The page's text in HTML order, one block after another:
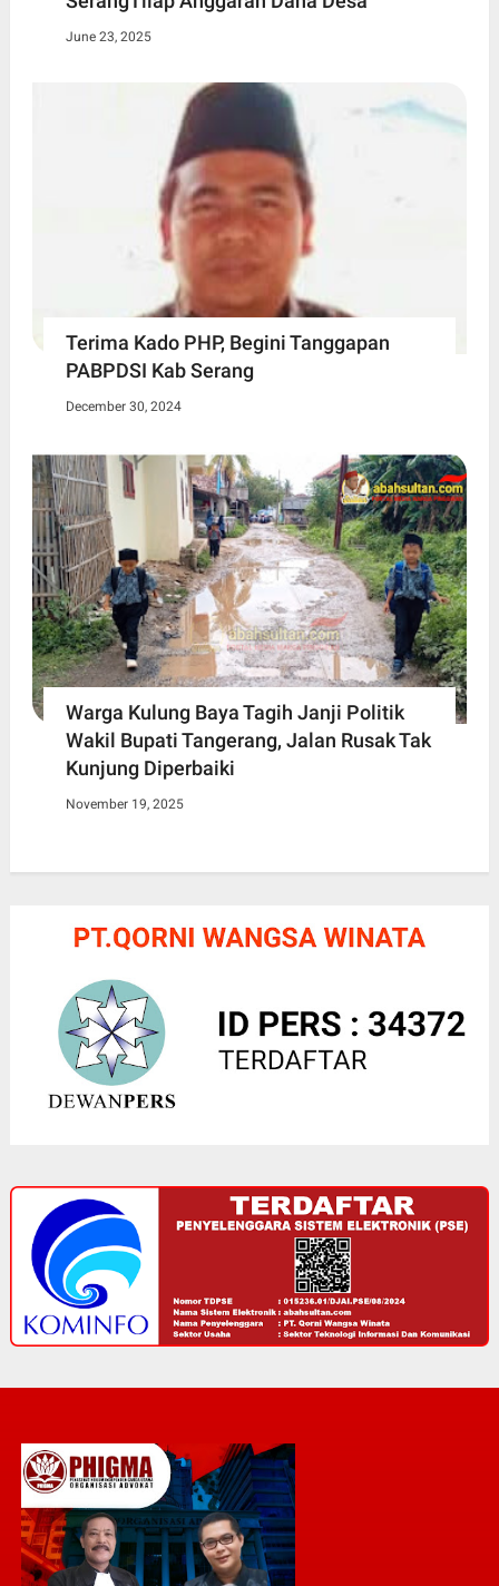
June 23, 2025
Terima Kado PHP, Begini Tanggapan
PABPDSI Kab Serang
December 30, 2024
Warga Kulung Baya Tagih Janji Politik
Wakil Bupati Tangerang, Jalan Rusak Tak
Kunjung Diperbaiki
November 19, 2025